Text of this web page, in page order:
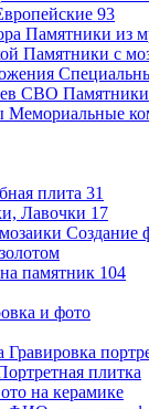
93
Памятники из
Памятники с
Мемориальные
плита 31
Лавочки 17
Создание
памятник 104
и фото
Гравировка
плитка
на керамике